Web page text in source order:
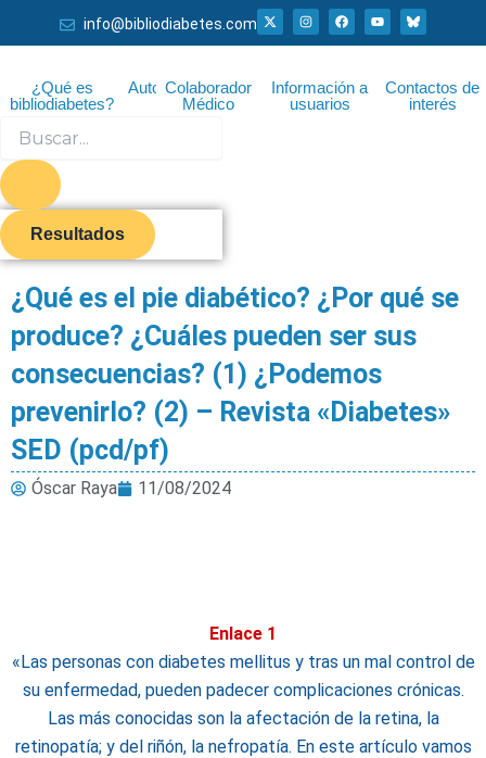
al
info@bibliodiabetes.com
X
-
t
t
t
I
n
s
r
a
F
a
c
o
o
k
Y
o
u
¿Qué es
bibliodiabetes?
AutorColaborador
Médico
Información a
usuarios
Contactos de
interés
Resultados
¿Qué es el pie diabético? ¿Por qué se
produce? ¿Cuáles pueden ser sus
consecuencias? (1) ¿Podemos
prevenirlo? (2) – Revista «Diabetes»
SED (pcd/pf)
Óscar Raya 11/08/2024
Enlace 1
«Las personas con diabetes mellitus y tras un mal control de
su enfermedad, pueden padecer complicaciones crónicas.
Las más conocidas son la afectación de la retina, la
retinopatía; y del riñón, la nefropatía. En este artículo vamos